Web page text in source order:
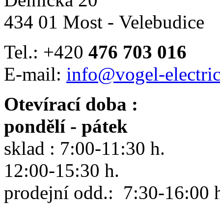
434 01 Most - Velebudice
Tel.: +420 476 703 016
E-mail: info@vogel-
Otevírací doba :
pondělí - pátek
sklad : 7:00-11:30 h.
12:00-15:30 h.
prodejní odd.: 7:30-16:00